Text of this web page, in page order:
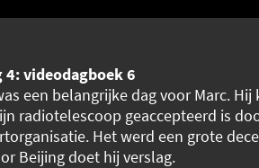
4: videodagboek 6
een belangrijke dag voor Marc. Hij
radiotelescoop geaccepteerd is
Het werd een grote
Beijing doet hij verslag.